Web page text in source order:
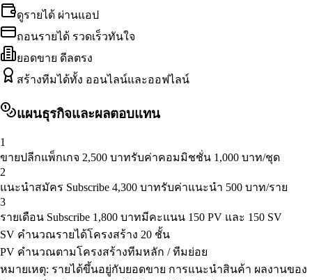
ดูรายได้ ผ่านแอป
ถอนรายได้ รวดเร็วทันใจ
ยอดขาย ดีลตรง
สร้างทีมได้ทั้ง ออนไลน์และออฟไลน์
แผนธุรกิจและผลตอบแทน
1
ขายปลีกแพ็กเกจ 2,500 บาทรับค่าคอมมิชชั่น 1,000 บาท/ชุด
2
แนะนำสมัคร Subscribe 4,300 บาทรับค่าแนะนำ 500 บาท/ราย
3
รายเดือน Subscribe 1,800 บาทมีคะแนน 150 PV และ 150 SV
SV คำนวณรายได้โครงสร้าง 20 ชั้น
PV คำนวณตามโครงสร้างทีมหลัก / ทีมย่อย
หมายเหตุ: รายได้ขึ้นอยู่กับยอดขาย การแนะนำสินค้า ผลงานของ